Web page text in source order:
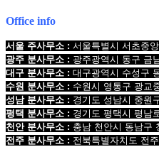
Office info
서울 주사무소 : 서울특별시 서초중
광주 분사무소 : 광주광역시 동구 금
대구 분사무소 : 대구광역시 수성구
수원 분사무소 : 수원시 영통구 광교
성남 분사무소 : 경기도 성남시 중원
평택 분사무소 : 경기도 평택시 평남
천안 분사무소 : 충남 천안시 동남구
전주 분사무소 : 전북특별자치도 전